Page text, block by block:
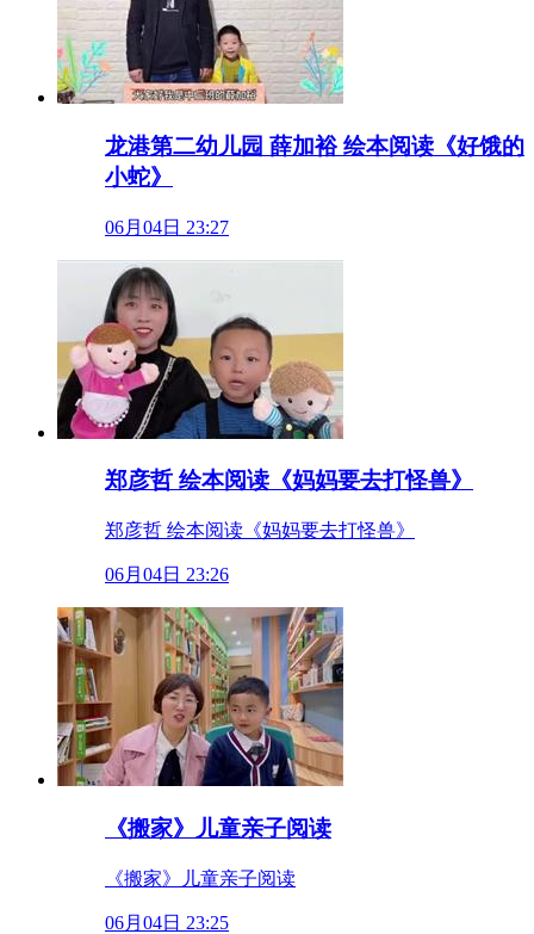
龙港第二幼儿园 薛加裕 绘本阅读《好饿的
小蛇》
06月04日 23:27
郑彦哲 绘本阅读《妈妈要去打怪兽》
郑彦哲 绘本阅读《妈妈要去打怪兽》
06月04日 23:26
《搬家》儿童亲子阅读
《搬家》儿童亲子阅读
06月04日 23:25